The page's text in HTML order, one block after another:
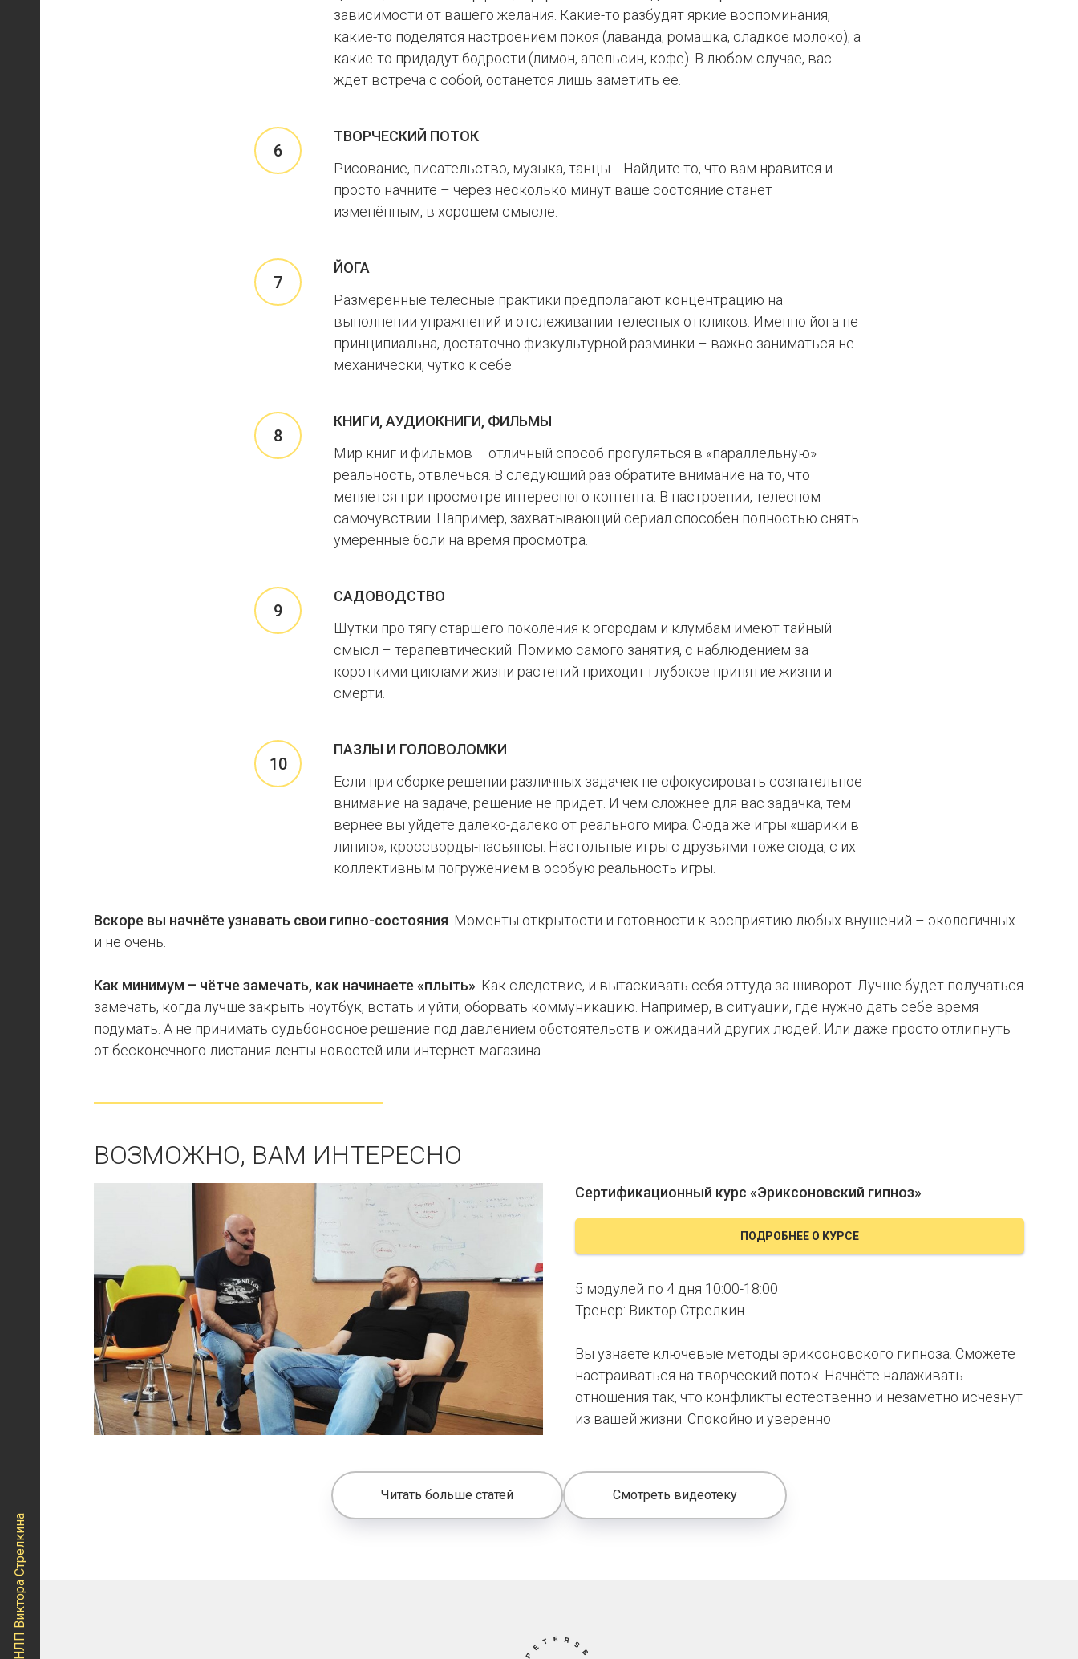
зависимости от вашего желания. Какие-то разбудят яркие воспоминания,
какие-то поделятся настроением покоя (лаванда, ромашка, сладкое молоко), а
какие-то придадут бодрости (лимон, апельсин, кофе). В любом случае, вас
ждет встреча с собой, останется лишь заметить её.
ТВОРЧЕСКИЙ ПОТОК
Рисование, писательство, музыка, танцы.... Найдите то, что вам нравится и
просто начните – через несколько минут ваше состояние станет
изменённым, в хорошем смысле.
ЙОГА
Размеренные телесные практики предполагают концентрацию на
выполнении упражнений и отслеживании телесных откликов. Именно йога не
принципиальна, достаточно физкультурной разминки – важно заниматься не
механически, чутко к себе.
КНИГИ, АУДИОКНИГИ, ФИЛЬМЫ
Мир книг и фильмов – отличный способ прогуляться в «параллельную»
реальность, отвлечься. В следующий раз обратите внимание на то, что
меняется при просмотре интересного контента. В настроении, телесном
самочувствии. Например, захватывающий сериал способен полностью снять
умеренные боли на время просмотра.
САДОВОДСТВО
Шутки про тягу старшего поколения к огородам и клумбам имеют тайный
смысл – терапевтический. Помимо самого занятия, с наблюдением за
короткими циклами жизни растений приходит глубокое принятие жизни и
смерти.
ПАЗЛЫ И ГОЛОВОЛОМКИ
Если при сборке решении различных задачек не сфокусировать сознательное
внимание на задаче, решение не придет. И чем сложнее для вас задачка, тем
вернее вы уйдете далеко-далеко от реального мира. Сюда же игры «шарики в
линию», кроссворды-пасьянсы. Настольные игры с друзьями тоже сюда, с их
коллективным погружением в особую реальность игры.
Вскоре вы начнёте узнавать свои гипно-состояния . Моменты открытости и готовности к восприятию любых внушений – экологичных
и не очень.
Как минимум – чётче замечать, как начинаете «плыть» . Как следствие, и вытаскивать себя оттуда за шиворот. Лучше будет получаться
замечать, когда лучше закрыть ноутбук, встать и уйти, оборвать коммуникацию. Например, в ситуации, где нужно дать себе время
подумать. А не принимать судьбоносное решение под давлением обстоятельств и ожиданий других людей. Или даже просто отлипнуть
от бесконечного листания ленты новостей или интернет-магазина.
ВОЗМОЖНО, ВАМ ИНТЕРЕСНО
Сертификационный курс «Эриксоновский гипноз»
ПОДРОБНЕЕ О КУРСЕ
5 модулей по 4 дня 10:00-18:00
Тренер: Виктор Стрелкин
Вы узнаете ключевые методы эриксоновского гипноза. Cможете
настраиваться на творческий поток. Начнёте налаживать
отношения так, что конфликты естественно и незаметно исчезнут
из вашей жизни. Cпокойно и уверенно
Читать больше статей Смотреть видеотеку